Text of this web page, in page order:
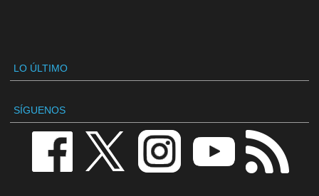
LO ÚLTIMO
SÍGUENOS